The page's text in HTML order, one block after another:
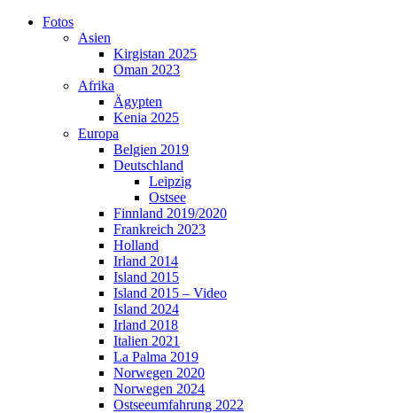
Skip
Fotos
Asien
Kirgistan 2025
Oman 2023
Afrika
Ägypten
Kenia 2025
Europa
Belgien 2019
Deutschland
Leipzig
Ostsee
Finnland 2019/2020
Frankreich 2023
Holland
Irland 2014
Island 2015
Island 2015 – Video
Island 2024
Irland 2018
Italien 2021
La Palma 2019
Norwegen 2020
Norwegen 2024
Ostseeumfahrung 2022